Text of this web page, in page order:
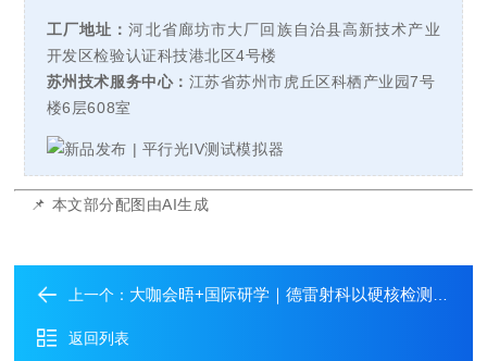
工厂地址：河北省廊坊市大厂回族自治县高新技术产业
开发区检验认证科技港北区4号楼
苏州技术服务中心： 江苏省苏州市虎丘区科栖产业园7号
楼6层608室
📌 本文部分配图由AI生成
上一个： 大咖会晤+国际研学｜德雷射科以硬核检测技术，助力全球光伏计量发展
返回列表